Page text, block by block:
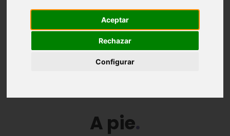
Aceptar
Rechazar
Configurar
Introducción A pie Visitando
Reportajes
A pie